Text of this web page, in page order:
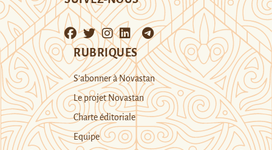
RUBRIQUES
S’abonner à Novastan
Le projet Novastan
Charte éditoriale
Equipe